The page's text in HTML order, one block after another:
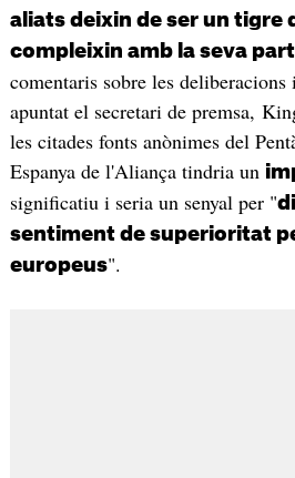
aliats deixin de ser un tigre
compleixin amb la seva part
comentaris sobre les deliberacions
apuntat el secretari de premsa,
les citades fonts anònimes del
Espanya de l'Aliança tindria un
significatiu i seria un senyal per "
sentiment de superioritat
europeus".